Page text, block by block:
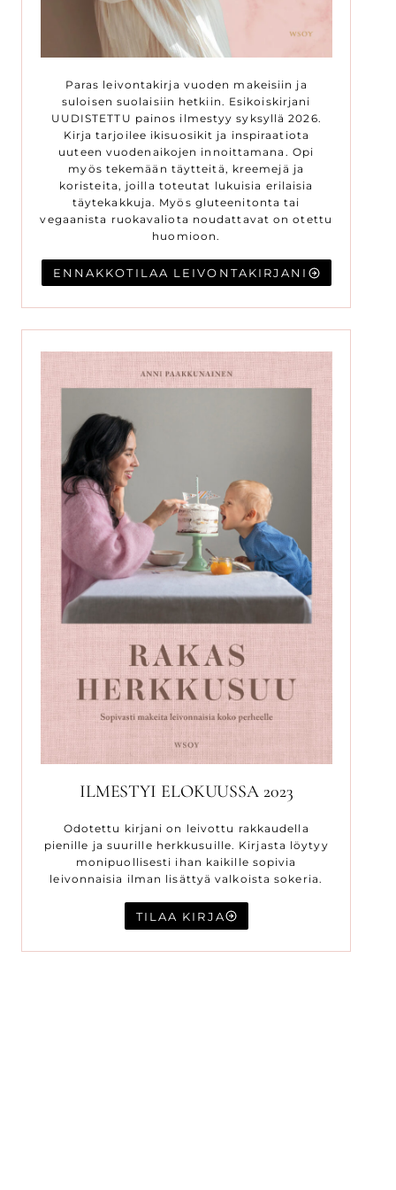
Paras leivontakirja vuoden makeisiin ja
suloisen suolaisiin hetkiin. Esikoiskirjani
UUDISTETTU painos ilmestyy syksyllä 2026.
Kirja tarjoilee ikisuosikit ja inspiraatiota
uuteen vuodenaikojen innoittamana. Opi
myös tekemään täytteitä, kreemejä ja
koristeita, joilla toteutat lukuisia erilaisia
täytekakkuja. Myös gluteenitonta tai
vegaanista ruokavaliota noudattavat on otettu
huomioon.
ENNAKKOTILAA LEIVONTAKIRJANI
ILMESTYI ELOKUUSSA 2023
Odotettu kirjani on leivottu rakkaudella
pienille ja suurille herkkusuille. Kirjasta löytyy
monipuollisesti ihan kaikille sopivia
leivonnaisia ilman lisättyä valkoista sokeria.
TILAA KIRJA